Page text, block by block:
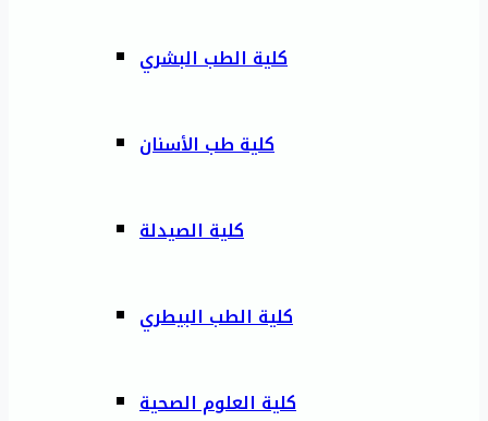
كلية الطب البشري
كلية طب الأسنان
كلية الصيدلة
كلية الطب البيطري
كلية العلوم الصحية